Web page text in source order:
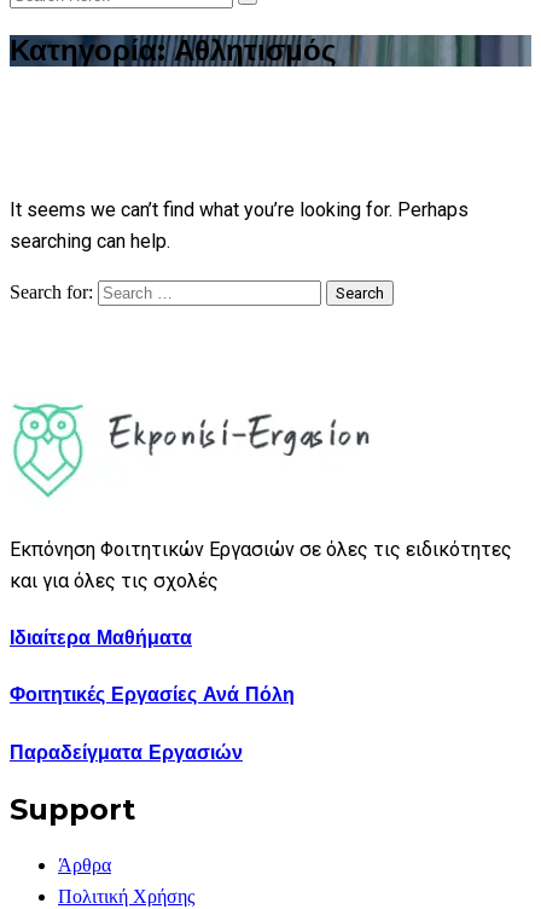
Κατηγορία:Αθλητισμός
It seems we can’t find what you’re looking for. Perhaps
searching can help.
Search for: Search
Εκπόνηση Φοιτητικών Εργασιών σε όλες τις ειδικότητες
και για όλες τις σχολές
Ιδιαίτερα Μαθήματα
Φοιτητικές Εργασίες Ανά Πόλη
Παραδείγματα Εργασιών
Support
Άρθρα
Πολιτική Χρήσης